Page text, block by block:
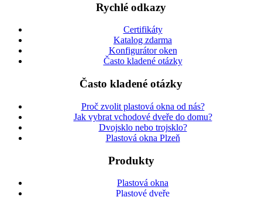
Rychlé odkazy
Certifikáty
Katalog zdarma
Konfigurátor oken
Často kladené otázky
Často kladené otázky
Proč zvolit plastová okna od nás?
Jak vybrat vchodové dveře do domu?
Dvojsklo nebo trojsklo?
Plastová okna Plzeň
Produkty
Plastová okna
Plastové dveře